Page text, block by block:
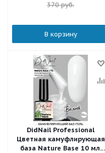
370руб.
В корзину
DidNail Professional
Цветная камуфлирующая
база Nature Base 10 мл.